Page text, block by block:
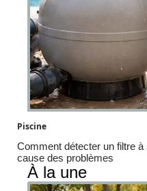
Piscine
Comment détecter un filtre à
cause des problèmes
À la une